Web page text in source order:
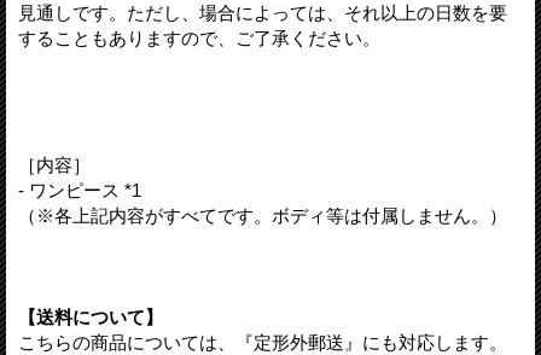
見通しです。ただし、場合によっては、それ以上の日数を要
することもありますので、ご了承ください。
［内容］
- ワンピース *1
（※各上記内容がすべてです。ボディ等は付属しません。）
【送料について】
こちらの商品については、『定形外郵送』にも対応します。